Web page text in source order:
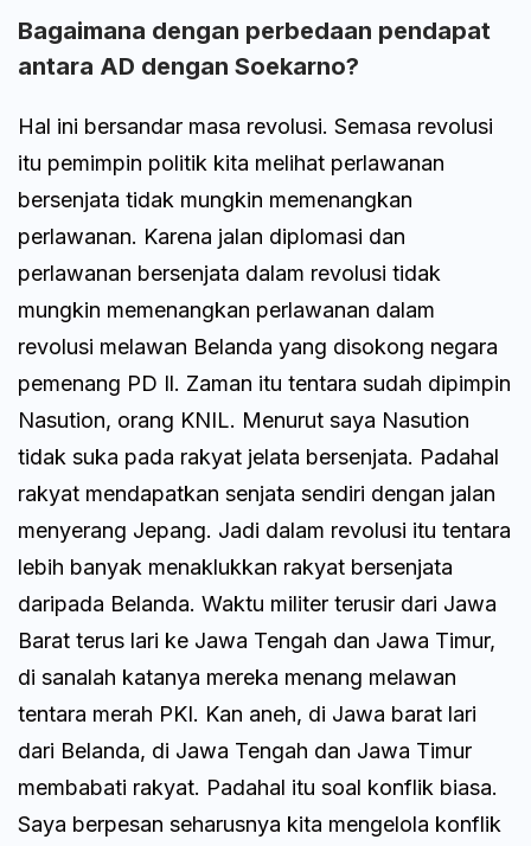
Bagaimana dengan perbedaan pendapat
antara AD dengan Soekarno?
Hal ini bersandar masa revolusi. Semasa revolusi
itu pemimpin politik kita melihat perlawanan
bersenjata tidak mungkin memenangkan
perlawanan. Karena jalan diplomasi dan
perlawanan bersenjata dalam revolusi tidak
mungkin memenangkan perlawanan dalam
revolusi melawan Belanda yang disokong negara
pemenang PD Il. Zaman itu tentara sudah dipimpin
Nasution, orang KNIL. Menurut saya Nasution
tidak suka pada rakyat jelata bersenjata. Padahal
rakyat mendapatkan senjata sendiri dengan jalan
menyerang Jepang. Jadi dalam revolusi itu tentara
lebih banyak menaklukkan rakyat bersenjata
daripada Belanda. Waktu militer terusir dari Jawa
Barat terus lari ke Jawa Tengah dan Jawa Timur,
di sanalah katanya mereka menang melawan
tentara merah PKI. Kan aneh, di Jawa barat lari
dari Belanda, di Jawa Tengah dan Jawa Timur
membabati rakyat. Padahal itu soal konflik biasa.
Saya berpesan seharusnya kita mengelola konflik